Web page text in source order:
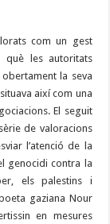
com un gest
què les autoritats
la seva
així com una
El seguit
de valoracions
l’atenció de la
genocidi contra la
els palestins i
gaziana Nour
en mesures